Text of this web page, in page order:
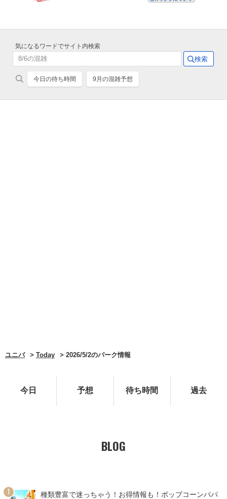
気になるワードでサイト内検索
今日の待ち時間 9月の混雑予想
ユニバ Today 2026/5/2のパーク情報
今日 予想 待ち時間 過去
BLOG
種類豊富で迷っちゃう！お得情報も！ポップコーンパパ